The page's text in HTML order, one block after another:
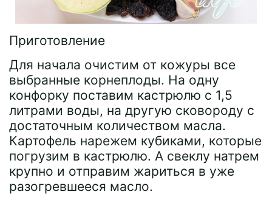
Приготовление
Для начала очистим от кожуры все
выбранные корнеплоды. На одну
конфорку поставим кастрюлю с 1,5
литрами воды, на другую сковороду с
достаточным количеством масла.
Картофель нарежем кубиками, которые
погрузим в кастрюлю. А свеклу натрем
крупно и отправим жариться в уже
разогревшееся масло.